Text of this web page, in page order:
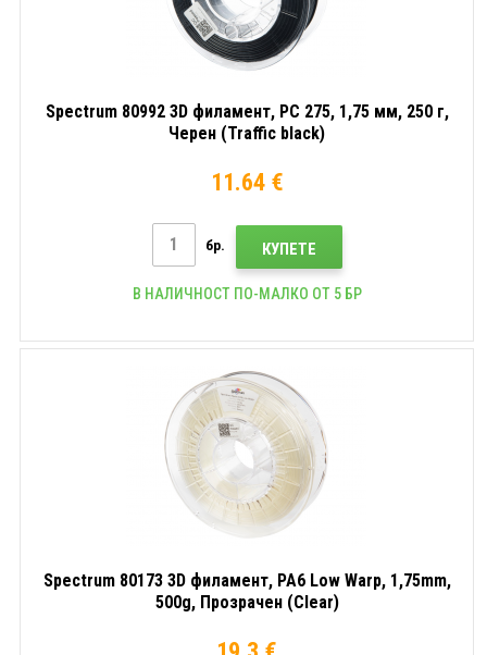
Spectrum 80992 3D филамент, PC 275, 1,75 мм, 250 г,
Черен (Traffic black)
11.64 €
бр. КУПЕТЕ
В НАЛИЧНОСТ ПО-МАЛКО ОТ 5 БР
Spectrum 80173 3D филамент, PA6 Low Warp, 1,75mm,
500g, Прозрачен (Clear)